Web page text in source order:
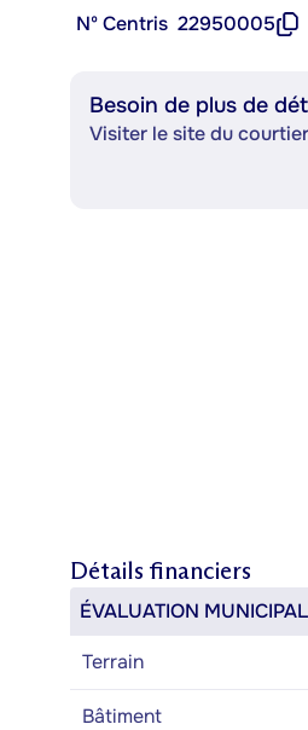
Nº Centris 22950005
Besoin de plus de
Visiter le site du
Détails financiers
ÉVALUATION
Terrain
Bâtiment